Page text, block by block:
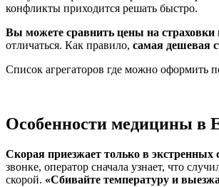
конфликты приходится решать быстро.
Вы можете сравнить цены на страховки
отличаться. Как правило, самая дешевая
Список агрегаторов где можно оформить
Особенности медицины в
Скорая приезжает только в экстренных
звонке, оператор сначала узнает, что
скорой. «Сбивайте температуру и